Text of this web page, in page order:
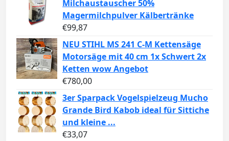
Milchaustauscher 50%
Magermilchpulver Kälbertränke
€99,87
NEU STIHL MS 241 C-M Kettensäge
Motorsäge mit 40 cm 1x Schwert 2x
Ketten wow Angebot
€780,00
3er Sparpack Vogelspielzeug Mucho
Grande Bird Kabob ideal für Sittiche
und kleine ...
€33,07